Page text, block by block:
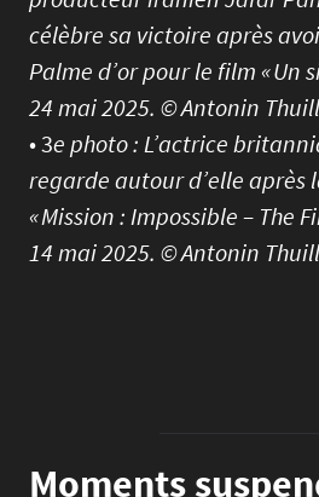
célèbre sa victoire après
Palme d’or pour le film « Un
24 mai 2025. © Antonin
• 3e photo : L’actrice
regarde autour d’elle après
« Mission : Impossible – The
14 mai 2025. © Antonin
Moments